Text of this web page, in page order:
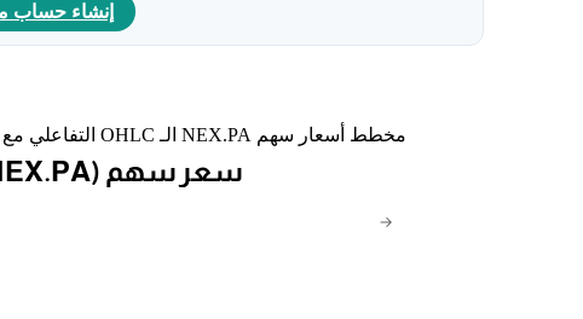
إنشاء حساب
مخطط أسعار سهم NEX.PA الـ OHLC التفاعلي مع المؤشرات الفنية وأدوات الرسم.
→
(2026/08/07) اليوم (NEX.PA) سعر سهم